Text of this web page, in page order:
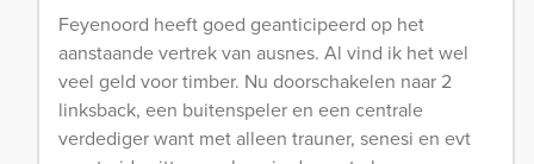
Feyenoord heeft goed geanticipeerd op het
aanstaande vertrek van ausnes. Al vind ik het wel
veel geld voor timber. Nu doorschakelen naar 2
linksback, een buitenspeler en een centrale
verdediger want met alleen trauner, senesi en evt